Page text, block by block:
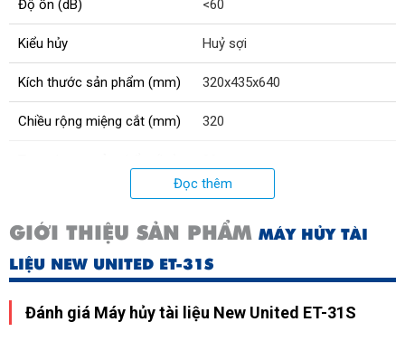
Độ ồn (dB) <60
Kiểu hủy Huỷ sợi
Kích thước sản phẩm (mm) 320x435x640
Chiều rộng miệng cắt (mm) 320
Trung Quốc
Công suất hủy (tờ/lần) 31 - 35
Cảnh báo rác đầy Có
Điện áp (V) 230;120
Đọc thêm
GIỚI THIỆU SẢN PHẨM MÁY HỦY TÀI
LIỆU NEW UNITED ET-31S
Đánh giá Máy hủy tài liệu New United ET-31S